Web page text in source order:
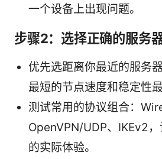
一个设备上出现问题。
步骤2：选择正确的服务
优先选距离你最近的服务
最短的节点速度和稳定性最
测试常用的协议组合：
OpenVPN/UDP、IKEv2
的实际体验。